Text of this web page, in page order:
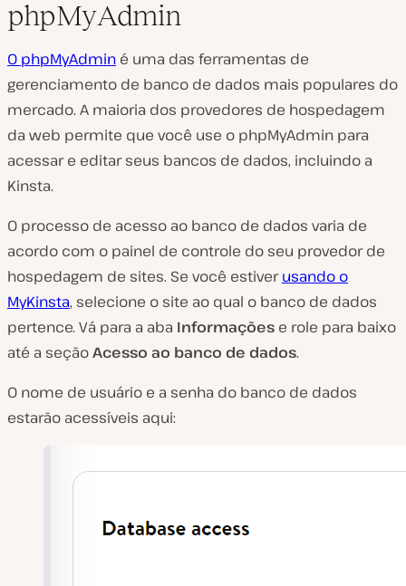
phpMyAdmin
O phpMyAdmin é uma das ferramentas de
gerenciamento de banco de dados mais populares do
mercado. A maioria dos provedores de hospedagem
da web permite que você use o phpMyAdmin para
acessar e editar seus bancos de dados, incluindo a
Kinsta.
O processo de acesso ao banco de dados varia de
acordo com o painel de controle do seu provedor de
hospedagem de sites. Se você estiverusando o
MyKinsta, selecione o site ao qual o banco de dados
pertence. Vá para a aba Informações e role para baixo
até a seçãoAcesso ao banco de dados.
O nome de usuário e a senha do banco de dados
estarão acessíveis aqui: